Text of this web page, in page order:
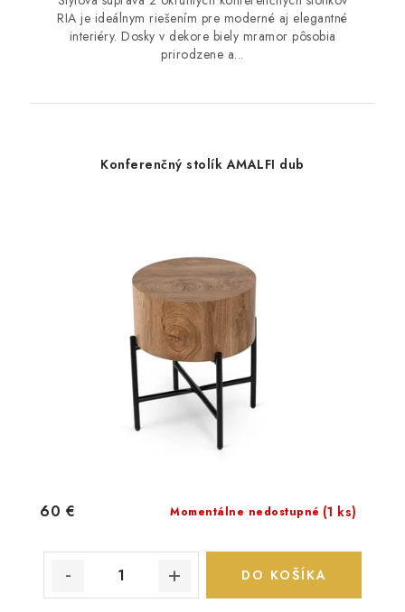
RIA je ideálnym riešením pre moderné aj elegantné
interiéry. Dosky v dekore biely mramor pôsobia
prirodzene a...
Konferenčný stolík AMALFI dub
Momentálne nedostupné (1 ks)
60 €
DO KOŠÍKA